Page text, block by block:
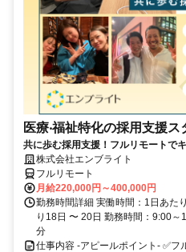
医療‧福祉特化の採用支援ス
共に歩む採用支援！フルリモートで
株式会社エンブライト
フルリモート
月給220,000円～400,000円
勤務時間詳細 実働時間：1日あた
り18日 〜 20日 勤務時間：9:00
分
仕事内容 -アピールポイント- ✅フ